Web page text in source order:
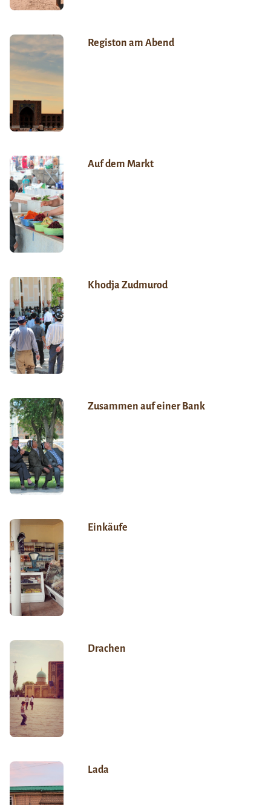
Registon am Abend
Auf dem Markt
Khodja Zudmurod
Zusammen auf einer Bank
Einkäufe
Drachen
Lada